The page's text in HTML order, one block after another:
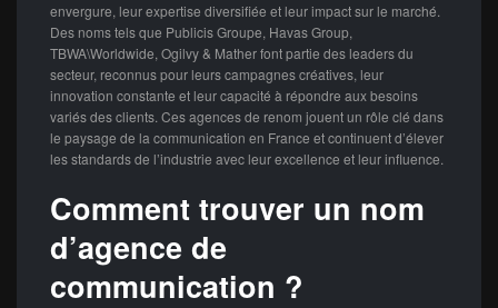
envergure, leur expertise diversifiée et leur impact sur le marché.
Des noms tels que Publicis Groupe, Havas Group,
TBWA\Worldwide, Ogilvy & Mather font partie des leaders du
secteur, reconnus pour leurs campagnes créatives, leur
innovation constante et leur capacité à répondre aux besoins
variés des clients. Ces agences de renom jouent un rôle clé dans
le paysage de la communication en France et continuent d’élever
les standards de l’industrie avec leur excellence et leur influence.
Comment trouver un nom
d’agence de
communication ?